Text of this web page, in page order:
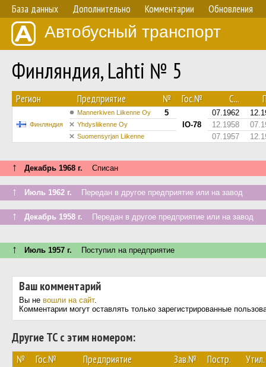
База данных Дополнительно Комментарии Обновления
Автобусный транспорт
Финляндия, Lahti № 5
Регион Предприятие № Гос.№ С...
Финляндия
Mannerkiven Liikenne Oy
5
IO-78
07.1962
Yhdysliikenne Oy 12.1958
Suomensyrjan Liikenne 07.1957
↑ Декабрь 1968 г. Списан
↑ Июль 1962 г. Передан в другое предприятие или на завод
↑ Декабрь 1958 г. Передан в другое предприятие или на завод
↑ Июль 1957 г. Поступил на предприятие
Ваш комментарий
Вы не вошли на сайт.
Комментарии могут оставлять только зарегистрированные
Другие ТС с этим номером:
№ Гос.№ Предприятие Зав.№ Постр. Утил.